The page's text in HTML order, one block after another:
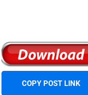
COPY POST LINK